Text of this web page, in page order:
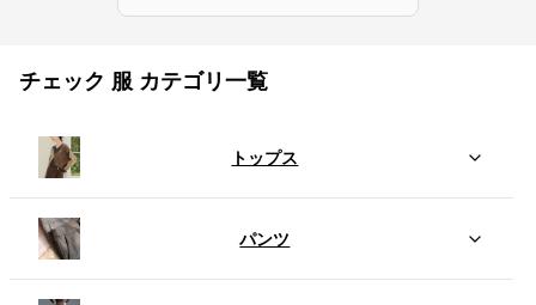
チェック 服 カテゴリ一覧
トップス
パンツ